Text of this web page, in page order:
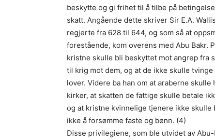
beskytte og gi frihet til å tilbe på
skatt. Angående dette skriver Sir E.A.
regjerte fra 628 til 644, og som så at
forestående, kom overens med Abu Bakr.
kristne skulle bli beskyttet mot angrep fra
til krig mot dem, og at de ikke skulle
lover. Videre ba han om at araberne
kirker, at skatten de fattige skulle betale
og at kristne kvinnelige tjenere ikke
ikke å forsømme faste og bønn. (4)
Disse privilegiene, som ble utvidet av